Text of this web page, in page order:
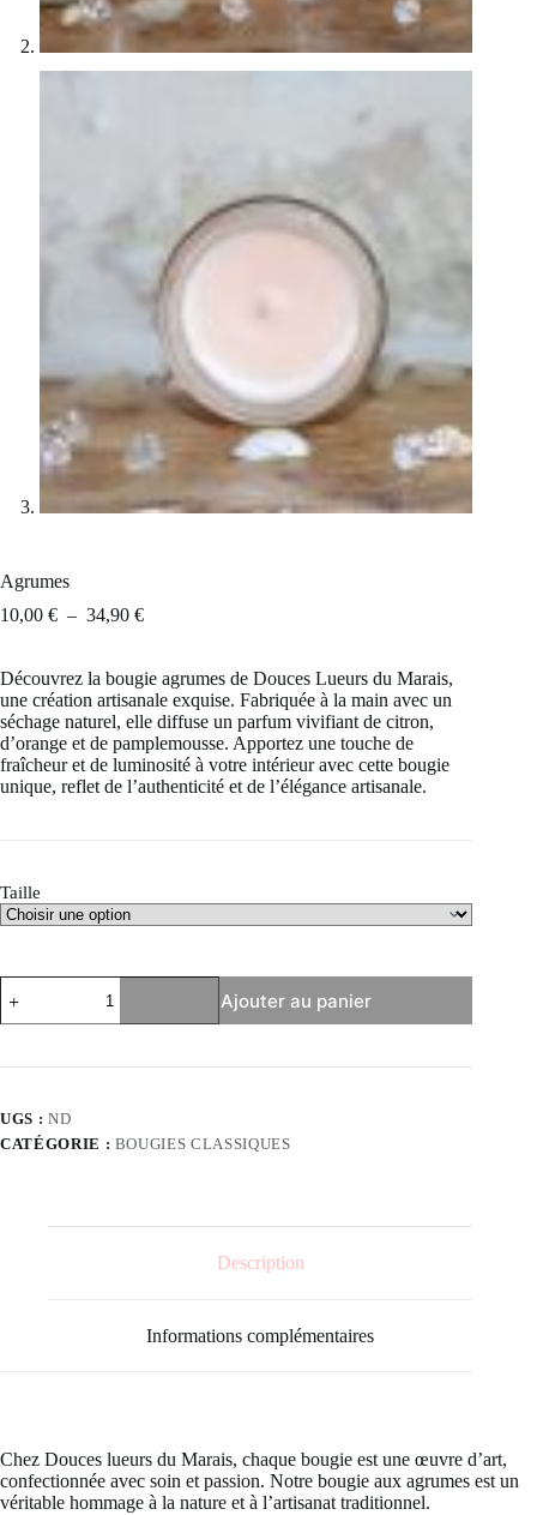
Agrumes
10,00 € – 34,90 €Plage
10,00 €
à
34,90 €
Découvrez la bougie agrumes de Douces Lueurs du Marais,
une création artisanale exquise. Fabriquée à la main avec un
séchage naturel, elle diffuse un parfum vivifiant de citron,
d’orange et de pamplemousse. Apportez une touche de
fraîcheur et de luminosité à votre intérieur avec cette bougie
unique, reflet de l’authenticité et de l’élégance artisanale.
Taille
de
Agrumes
Ajouter au panier
UGS : ND
CATÉGORIE : BOUGIES CLASSIQUES
Description
Informations complémentaires
Chez Douces lueurs du Marais, chaque bougie est une œuvre d’art,
confectionnée avec soin et passion. Notre bougie aux agrumes est un
véritable hommage à la nature et à l’artisanat traditionnel.